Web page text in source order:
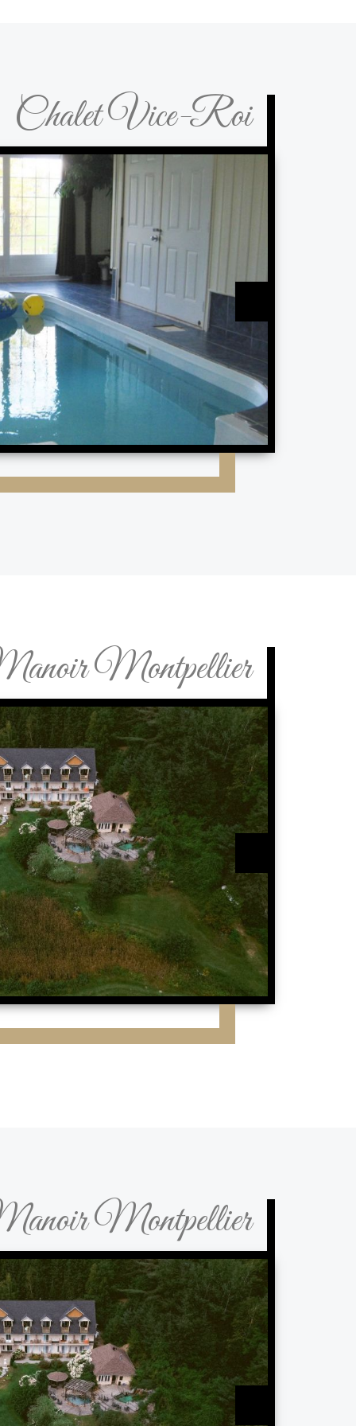
Chalet Vice-Roi
Montpellier
Montpellier